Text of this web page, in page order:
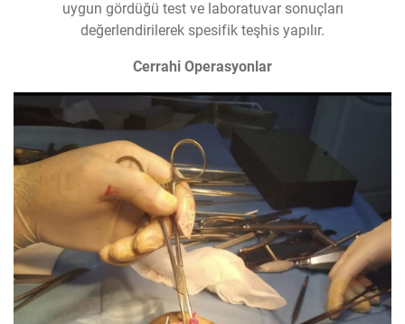
uygun gördüğü test ve laboratuvar sonuçları
değerlendirilerek spesifik teşhis yapılır.
Cerrahi Operasyonlar